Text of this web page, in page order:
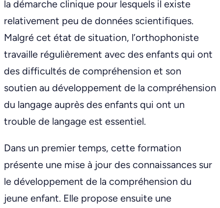
la démarche clinique pour lesquels il existe
relativement peu de données scientifiques.
Malgré cet état de situation, l’orthophoniste
travaille régulièrement avec des enfants qui ont
des difficultés de compréhension et son
soutien au développement de la compréhension
du langage auprès des enfants qui ont un
trouble de langage est essentiel.
Dans un premier temps, cette formation
présente une mise à jour des connaissances sur
le développement de la compréhension du
jeune enfant. Elle propose ensuite une